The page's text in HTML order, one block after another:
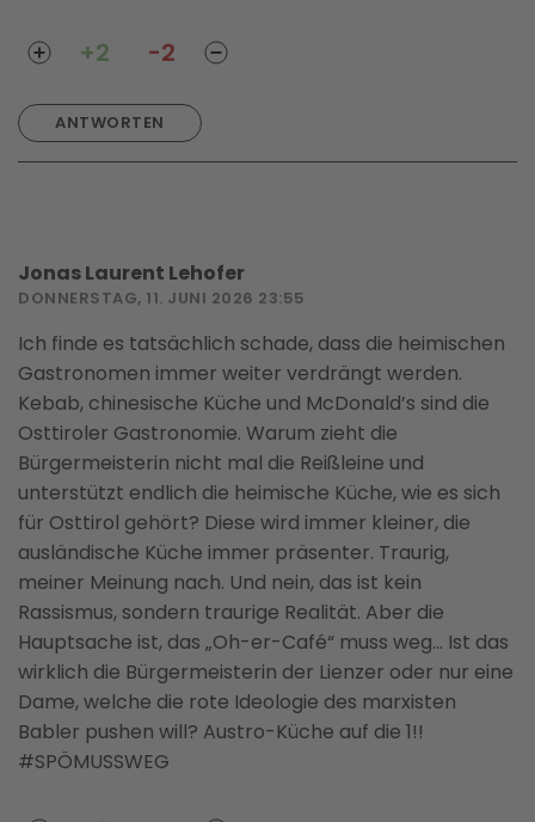
ANTWORTEN
+2 -2
Jonas Laurent Lehofer
DONNERSTAG, 11. JUNI 2026 23:55
Ich finde es tatsächlich schade, dass die heimischen
Gastronomen immer weiter verdrängt werden.
Kebab, chinesische Küche und McDonald’s sind die
Osttiroler Gastronomie. Warum zieht die
Bürgermeisterin nicht mal die Reißleine und
unterstützt endlich die heimische Küche, wie es sich
für Osttirol gehört? Diese wird immer kleiner, die
ausländische Küche immer präsenter. Traurig,
meiner Meinung nach. Und nein, das ist kein
Rassismus, sondern traurige Realität. Aber die
Hauptsache ist, das „Oh-er-Café“ muss weg... Ist das
wirklich die Bürgermeisterin der Lienzer oder nur eine
Dame, welche die rote Ideologie des marxisten
Babler pushen will? Austro-Küche auf die 1!!
#SPÖMUSSWEG